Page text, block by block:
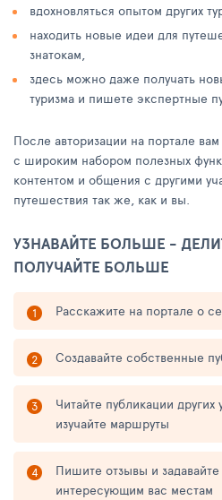
вдохновляться опытом других
находить новые идеи для
знатокам,
здесь можно даже получать
туризма и пишете экспертные
После авторизации на портале
с широким набором полезных
контентом и общения с другими
путешествия так же, как и вы.
УЗНАВАЙТЕ БОЛЬШЕ -
ПОЛУЧАЙТЕ БОЛЬШЕ
Расскажите на портале о
Создавайте собственные
Читайте публикации
изучайте маршруты
Пишите отзывы и
интересующим вас местам